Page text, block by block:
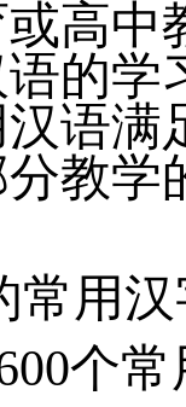
高中
的学
语满
教学
常用
个常